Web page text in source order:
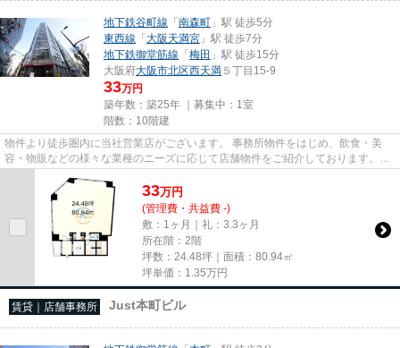
地下鉄谷町線 「南森町 」駅 徒歩5分
東西線 「大阪天満宮 」駅 徒歩7分
地下鉄御堂筋線 「梅田 」駅 徒歩15分
大阪府大阪市北区西天満 ５丁目15-9
33万円
築年数：築25年 ｜募集中： 1室
階数：10階建
物件より徒歩圏内に当社営業店がございます。 事務所物件をはじめ、飲食・美
容・物販などの様々な業種のニーズに応じて店舗物件をご紹介しております。
尚、弊社ではおとり広告は一切...
33万円
(管理費・共益費 -)
敷：1ヶ月｜礼：3.3ヶ月
所在階：2階
坪数：24.48坪｜面積：80.94㎡
坪単価： 1.35万円
賃貸｜店舗事務所 Just本町ビル